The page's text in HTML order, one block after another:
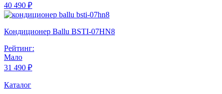
40 490 ₽
Кондиционер Ballu BSTI-07HN8
Рейтинг:
Мало
31 490 ₽
Каталог